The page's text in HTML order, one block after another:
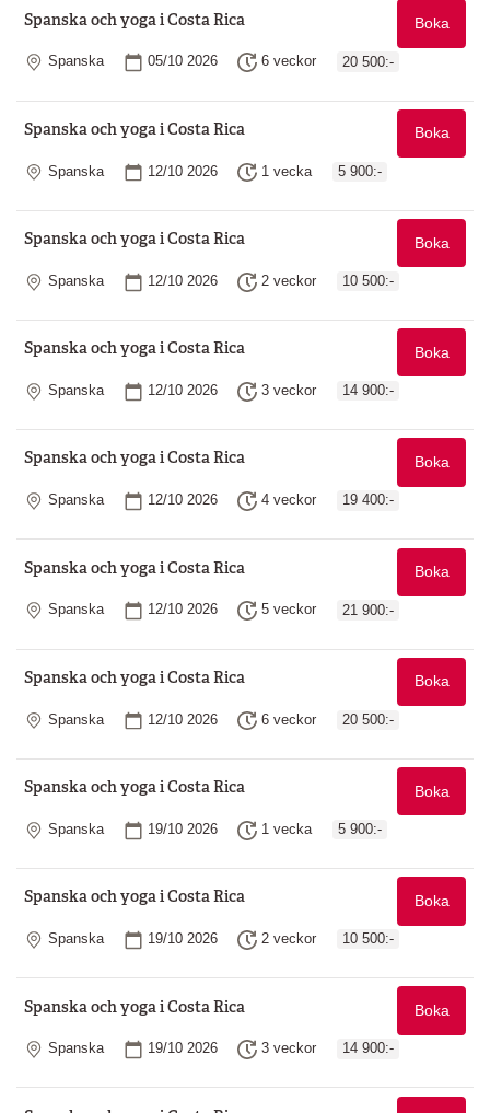
Spanska och yoga i Costa Rica Boka
Plats
Spanska Startdatum
05/10 2026 Längd
6 veckor 20 500:-
Spanska och yoga i Costa Rica Boka
Plats
Spanska Startdatum
12/10 2026 Längd
1 vecka 5 900:-
Spanska och yoga i Costa Rica Boka
Plats
Spanska Startdatum
12/10 2026 Längd
2 veckor 10 500:-
Spanska och yoga i Costa Rica Boka
Plats
Spanska Startdatum
12/10 2026 Längd
3 veckor 14 900:-
Spanska och yoga i Costa Rica Boka
Plats
Spanska Startdatum
12/10 2026 Längd
4 veckor 19 400:-
Spanska och yoga i Costa Rica Boka
Plats
Spanska Startdatum
12/10 2026 Längd
5 veckor 21 900:-
Spanska och yoga i Costa Rica Boka
Plats
Spanska Startdatum
12/10 2026 Längd
6 veckor 20 500:-
Spanska och yoga i Costa Rica Boka
Plats
Spanska Startdatum
19/10 2026 Längd
1 vecka 5 900:-
Spanska och yoga i Costa Rica Boka
Plats
Spanska Startdatum
19/10 2026 Längd
2 veckor 10 500:-
Spanska och yoga i Costa Rica Boka
Plats
Spanska Startdatum
19/10 2026 Längd
3 veckor 14 900:-